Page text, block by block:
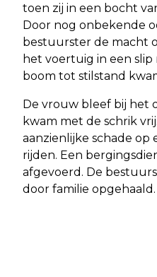
toen zij in een bocht
Door nog onbekende
bestuurster de macht
het voertuig in een
boom tot stilstand
De vrouw bleef bij het
kwam met de schrik
aanzienlijke schade
rijden. Een
afgevoerd. De
door familie opgehaald.